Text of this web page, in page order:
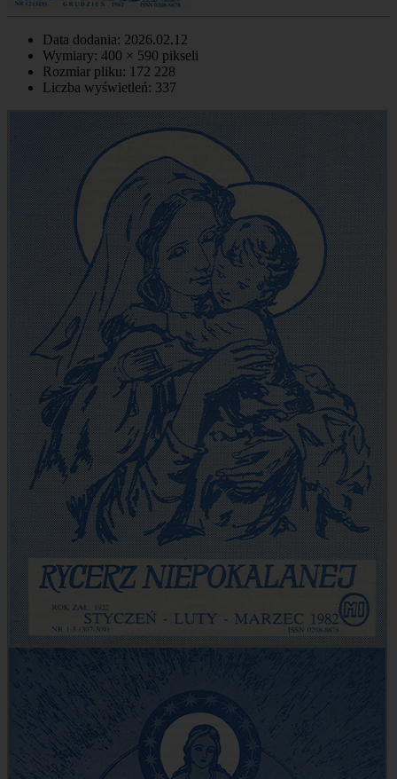
Data dodania: 2026.02.12
Wymiary: 400 × 590 pikseli
Rozmiar pliku: 172 228
Liczba wyświetleń: 337